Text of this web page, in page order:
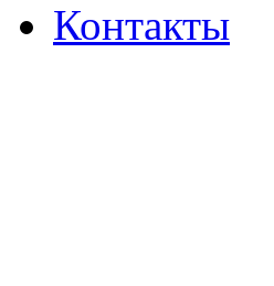
Контакты